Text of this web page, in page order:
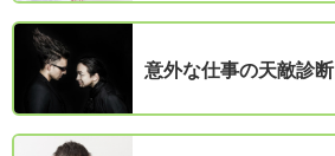
意外な仕事の天敵診断